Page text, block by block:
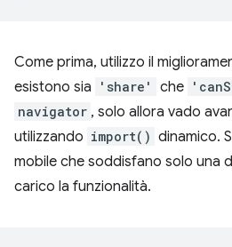
Come prima, utilizzo il
esistono sia
'share' che
navigator , solo allora vado
utilizzando import() dinamico.
mobile che soddisfano solo una
carico la funzionalità.